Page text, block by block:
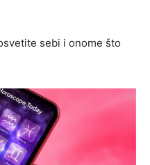
sebi i onome što